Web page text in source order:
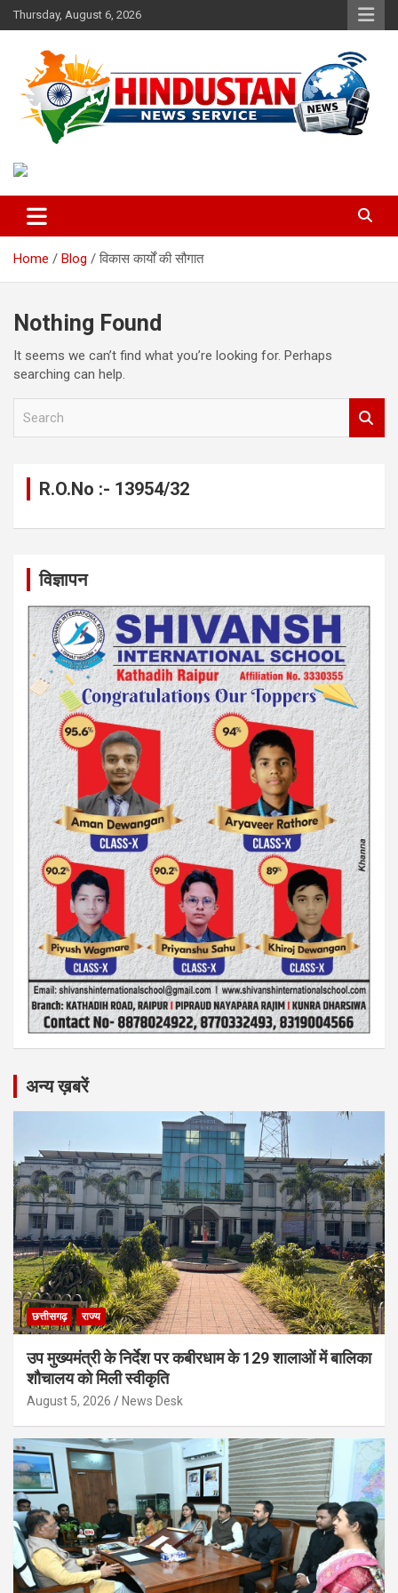
Skip
to
Thursday, August 6, 2026
Hindustan News Service
Home Blog विकास कार्यों की सौगात
Nothing Found
It seems we can’t find what you’re looking for. Perhaps
searching can help.
R.O.No :- 13954/32
विज्ञापन
अन्य ख़बरें
छत्तीसगढ़ राज्य
उप मुख्यमंत्री के निर्देश पर कबीरधाम के 129 शालाओं में बालिका
शौचालय को मिली स्वीकृति
August 5, 2026 News Desk